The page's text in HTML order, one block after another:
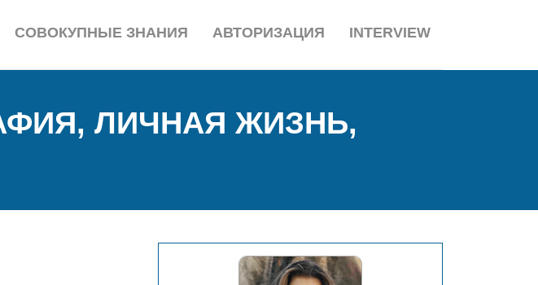
INTERVIEW
АВТОРИЗАЦИЯ
СОВОКУПНЫЕ ЗНАНИЯ
ЛИЧНАЯ ЖИЗНЬ,